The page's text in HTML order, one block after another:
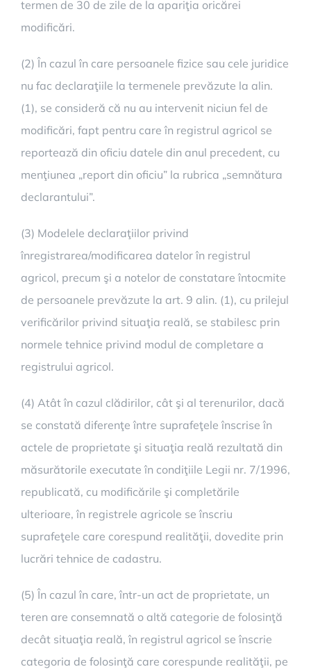
termen de 30 de zile de la apariţia oricărei
modificări.
(2) În cazul în care persoanele fizice sau cele juridice
nu fac declaraţiile la termenele prevăzute la alin.
(1), se consideră că nu au intervenit niciun fel de
modificări, fapt pentru care în registrul agricol se
reportează din oficiu datele din anul precedent, cu
menţiunea „report din oficiu” la rubrica „semnătura
declarantului”.
(3) Modelele declaraţiilor privind
înregistrarea/modificarea datelor în registrul
agricol, precum şi a notelor de constatare întocmite
de persoanele prevăzute la art. 9 alin. (1), cu prilejul
verificărilor privind situaţia reală, se stabilesc prin
normele tehnice privind modul de completare a
registrului agricol.
(4) Atât în cazul clădirilor, cât şi al terenurilor, dacă
se constată diferenţe între suprafeţele înscrise în
actele de proprietate şi situaţia reală rezultată din
măsurătorile executate în condiţiile Legii nr. 7/1996,
republicată, cu modificările şi completările
ulterioare, în registrele agricole se înscriu
suprafeţele care corespund realităţii, dovedite prin
lucrări tehnice de cadastru.
(5) În cazul în care, într-un act de proprietate, un
teren are consemnată o altă categorie de folosinţă
decât situaţia reală, în registrul agricol se înscrie
categoria de folosinţă care corespunde realităţii, pe